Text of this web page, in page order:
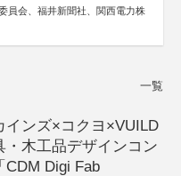
員会、福井新聞社、関西電力株
一覧
インズ×コクヨ×VUILD
・木工品デザインコン
CDM Digi Fab